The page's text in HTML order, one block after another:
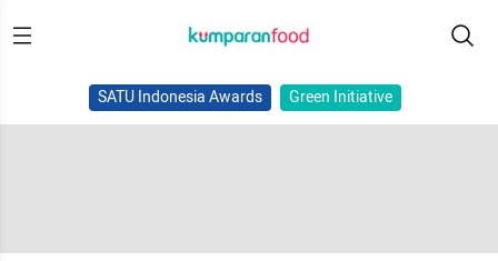
SATU Indonesia Awards Green Initiative